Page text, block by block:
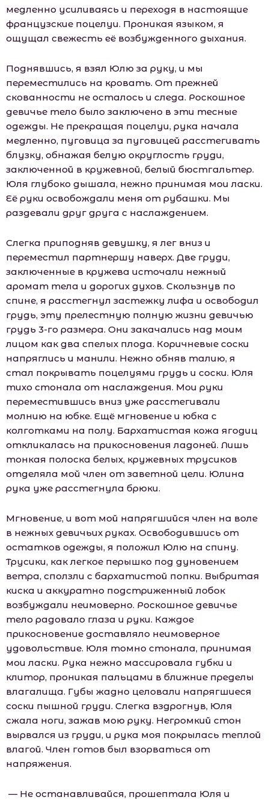
медленно усиливаясь и переходя в настоящие
французские поцелуи. Проникая языком, я
ощущал свежесть её возбужденного дыхания.
Поднявшись, я взял Юлю за руку, и мы
переместились на кровать. От прежней
скованности не осталось и следа. Роскошное
девичье тело было заключено в эти тесные
одежды. Не прекращая поцелуи, рука начала
медленно, пуговица за пуговицей расстегивать
блузку, обнажая белую округлость груди,
заключенной в кружевной, белый бюстгальтер.
Юля глубоко дышала, нежно принимая мои ласки.
Её руки освобождали меня от рубашки. Мы
раздевали друг друга с наслаждением.
Слегка приподняв девушку, я лег вниз и
переместил партнершу наверх. Две груди,
заключенные в кружева источали нежный
аромат тела и дорогих духов. Скользнув по
спине, я расстегнул застежку лифа и освободил
грудь, эту прелестную полную жизни девичью
грудь 3-го размера. Они закачались над моим
лицом как два спелых плода. Коричневые соски
напряглись и манили. Нежно обняв талию, я
стал покрывать поцелуями грудь и соски. Юля
тихо стонала от наслаждения. Мои руки
переместившись вниз уже расстегивали
молнию на юбке. Ещё мгновение и юбка с
колготками на полу. Бархатистая кожа ягодиц
откликалась на прикосновения ладоней. Лишь
тонкая полоска белых, кружевных трусиков
отделяла мой член от заветной цели. Юлина
рука уже расстегнула брюки.
Мгновение, и вот мой напрягшийся член на воле
в нежных девичьих руках. Освободившись от
остатков одежды, я положил Юлю на спину.
Трусики, как легкое перышко под дуновением
ветра, сползли с бархатистой попки. Выбритая
киска и аккуратно подстриженный лобок
возбуждали неимоверно. Роскошное девичье
тело радовало глаза и руки. Каждое
прикосновение доставляло неимоверное
удовольствие. Юля томно стонала, принимая
мои ласки. Рука нежно массировала губки и
клитор, проникая пальцами в ближние пределы
влагалища. Губы жадно целовали напрягшиеся
соски пышной груди. Слегка вздрогнув, Юля
сжала ноги, зажав мою руку. Негромкий стон
вырвался из груди, и рука моя покрылась теплой
влагой. Член готов был взорваться от
напряжения.
— Не останавливайся, прошептала Юля и